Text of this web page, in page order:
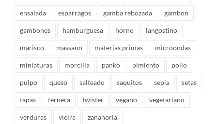
ensalada esparragos gamba rebozada gambon
gambones hamburguesa horno langostino
marisco massano materias primas microondas
miniaturas morcilla panko pimiento pollo
pulpo queso salteado saquitos sepia setas
tapas ternera twister vegano vegetariano
verduras vieira zanahoria